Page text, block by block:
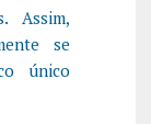
Assim,
se
único